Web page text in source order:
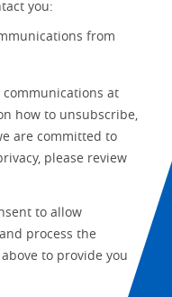
you:
from
at
how to unsubscribe,
are committed to
please review
to allow
process the
to provide you